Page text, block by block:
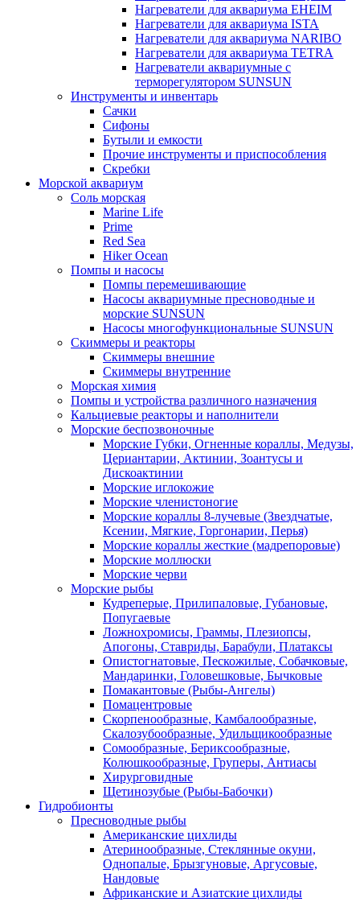
Нагреватели для аквариума EHEIM
Нагреватели для аквариума ISTA
Нагреватели для аквариума NARIBO
Нагреватели для аквариума TETRA
Нагреватели аквариумные с
терморегулятором SUNSUN
Инструменты и инвентарь
Сачки
Сифоны
Бутыли и емкости
Прочие инструменты и приспособления
Скребки
Морской аквариум
Соль морская
Marine Life
Prime
Red Sea
Hiker Ocean
Помпы и насосы
Помпы перемешивающие
Насосы аквариумные пресноводные и
морские SUNSUN
Насосы многофункциональные SUNSUN
Скиммеры и реакторы
Скиммеры внешние
Скиммеры внутренние
Морская химия
Помпы и устройства различного назначения
Кальциевые реакторы и наполнители
Морские беспозвоночные
Морские Губки, Огненные кораллы, Медузы,
Цериантарии, Актинии, Зоантусы и
Дискоактинии
Морские иглокожие
Морские членистоногие
Морские кораллы 8-лучевые (Звездчатые,
Ксении, Мягкие, Горгонарии, Перья)
Морские кораллы жесткие (мадрепоровые)
Морские моллюски
Морские черви
Морские рыбы
Кудреперые, Прилипаловые, Губановые,
Попугаевые
Ложнохромисы, Граммы, Плезиопсы,
Апогоны, Ставриды, Барабули, Платаксы
Опистогнатовые, Пескожилые, Собачковые,
Мандаринки, Головешковые, Бычковые
Помакантовые (Рыбы-Ангелы)
Помацентровые
Скорпенообразные, Камбалообразные,
Скалозубообразные, Удильщикообразные
Сомообразные, Бериксообразные,
Колюшкообразные, Груперы, Антиасы
Хирурговидные
Щетинозубые (Рыбы-Бабочки)
Гидробионты
Пресноводные рыбы
Американские цихлиды
Атеринообразные, Стеклянные окуни,
Однопалые, Брызгуновые, Аргусовые,
Нандовые
Африканские и Азиатские цихлиды